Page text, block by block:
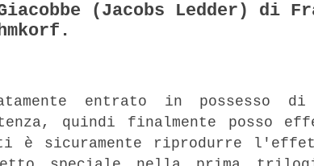
(Jacobs Ledder) di
entrato in possesso
quindi finalmente posso
è sicuramente riprodurre